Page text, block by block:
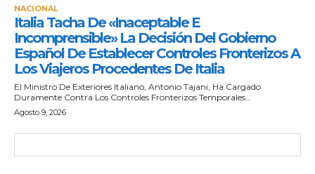
NACIONAL
Italia Tacha De «inaceptable E
Incomprensible» La Decisión Del Gobierno
Español De Establecer Controles Fronterizos A
Los Viajeros Procedentes De Italia
El Ministro De Exteriores Italiano, Antonio Tajani, Ha Cargado
Duramente Contra Los Controles Fronterizos Temporales...
Agosto 9, 2026